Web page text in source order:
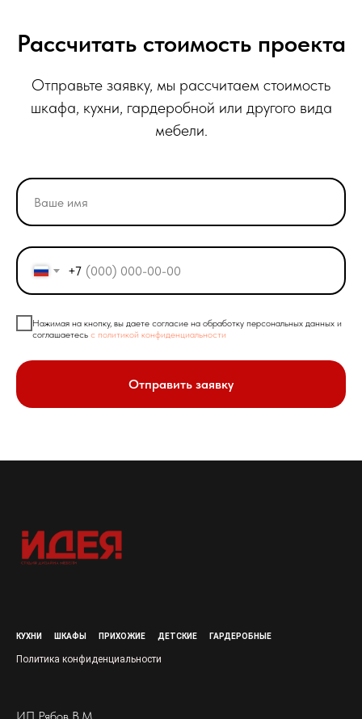
Рассчитать стоимость проекта
Отправьте заявку, мы рассчитаем стоимость
шкафа, кухни, гардеробной или другого вида
мебели.
+7
Нажимая на кнопку, вы даете согласие на обработку персональных данных и
соглашаетесь c политикой конфиденциальности
Отправить заявку
КУХНИ ШКАФЫ ПРИХОЖИЕ ДЕТСКИЕ ГАРДЕРОБНЫЕ
Политика конфиденциальности